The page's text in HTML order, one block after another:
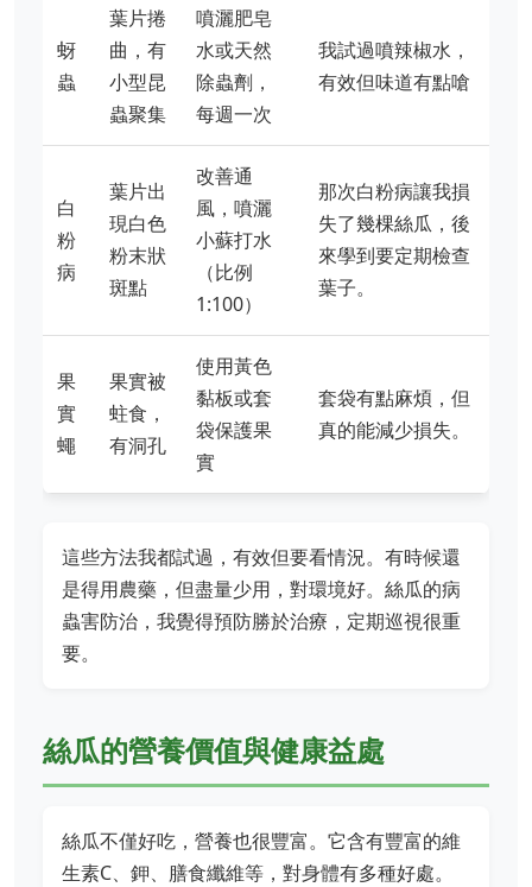
蚜
蟲
葉片捲
曲，有
小型昆
蟲聚集
噴灑肥皂
水或天然
除蟲劑，
每週一次
我試過噴辣椒水，
有效但味道有點嗆
白
粉
病
葉片出
現白色
粉末狀
斑點
改善通
風，噴灑
小蘇打水
（比例
1:100）
那次白粉病讓我損
失了幾棵絲瓜，後
來學到要定期檢查
葉子。
果
實
蠅
果實被
蛀食，
有洞孔
使用黃色
黏板或套
袋保護果
實
套袋有點麻煩，但
真的能減少損失。
這些方法我都試過，有效但要看情況。有時候還
是得用農藥，但盡量少用，對環境好。絲瓜的病
蟲害防治，我覺得預防勝於治療，定期巡視很重
要。
絲瓜的營養價值與健康益處
絲瓜不僅好吃，營養也很豐富。它含有豐富的維
生素C、鉀、膳食纖維等，對身體有多種好處。